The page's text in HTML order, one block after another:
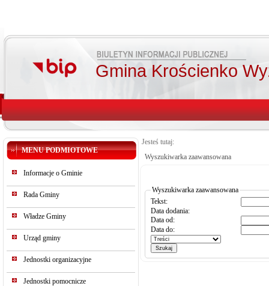
Gmina Krościenko
MENU PODMIOTOWE
Informacje o Gminie
Rada Gminy
Władze Gminy
Urząd gminy
Jednostki organizacyjne
Jednostki pomocnicze
Jesteś tutaj:
Wyszukiwarka zaawansowana
Wyszukiwarka zaawansowana
Tekst:
Data dodania:
Data od:
Data do: